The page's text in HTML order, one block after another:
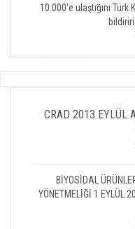
10.000'e ulaştığını
CRAD 2013 EYLÜL
BİYOSİDAL
YÖNETMELİĞİ 1 EYLÜL